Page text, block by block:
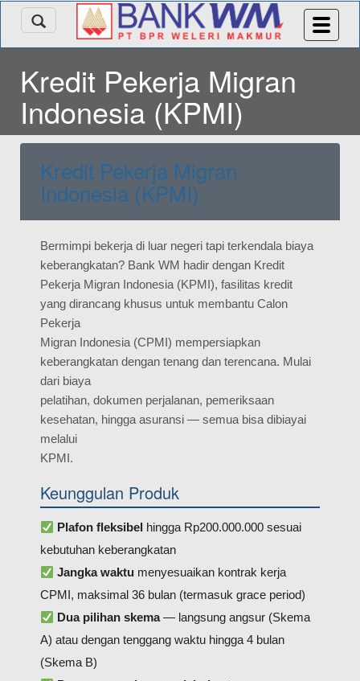
Kredit Pekerja Migran
Indonesia (KPMI)
Kredit Pekerja Migran
Indonesia (KPMI)
Bermimpi bekerja di luar negeri tapi terkendala biaya
keberangkatan? Bank WM hadir dengan Kredit
Pekerja Migran Indonesia (KPMI), fasilitas kredit
yang dirancang khusus untuk membantu Calon
Pekerja
Migran Indonesia (CPMI) mempersiapkan
keberangkatan dengan tenang dan terencana. Mulai
dari biaya
pelatihan, dokumen perjalanan, pemeriksaan
kesehatan, hingga asuransi — semua bisa dibiayai
melalui
KPMI.
Keunggulan Produk
Plafon fleksibel hingga Rp200.000.000 sesuai
kebutuhan keberangkatan
Jangka waktu menyesuaikan kontrak kerja
CPMI, maksimal 36 bulan (termasuk grace period)
Dua pilihan skema— langsung angsur (Skema
A) atau dengan tenggang waktu hingga 4 bulan
(Skema B)